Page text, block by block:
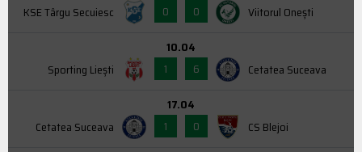
KSE Târgu Secuiesc
0
0 Viitorul Onești
Sporting Liești
10.04
1
6 Cetatea Suceava
Cetatea Suceava
17.04
1
0 CS Blejoi